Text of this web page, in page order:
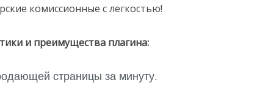
комиссионные с легкостью!
и преимущества плагина:
страницы за минуту.